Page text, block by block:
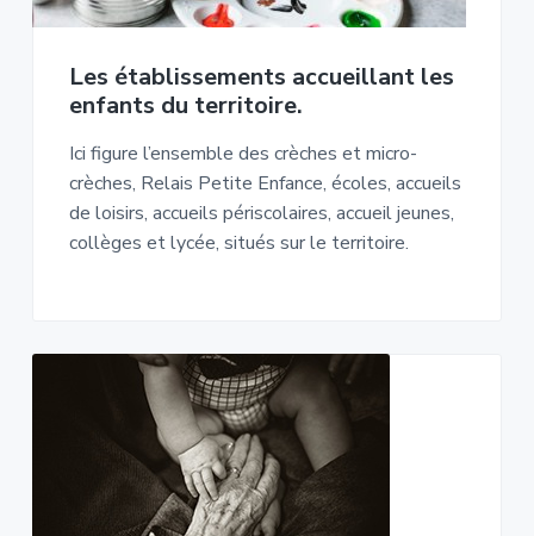
Les établissements accueillant les
enfants du territoire.
Ici figure l’ensemble des crèches et micro-
crèches, Relais Petite Enfance, écoles, accueils
de loisirs, accueils périscolaires, accueil jeunes,
collèges et lycée, situés sur le territoire.